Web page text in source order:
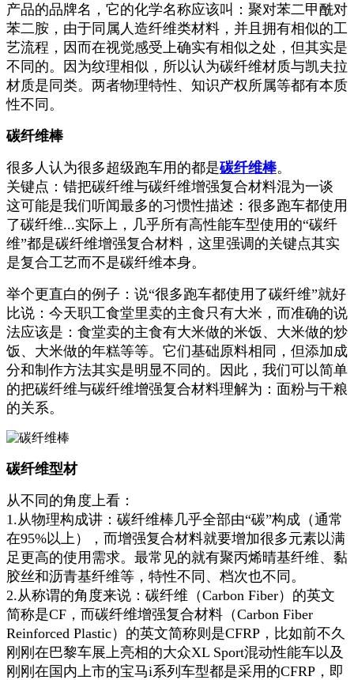
产品的品牌名，它的化学名称应该叫：聚对苯二甲酰对
苯二胺，由于同属人造纤维类材料，并且拥有相似的工
艺流程，因而在视觉感受上确实有相似之处，但其实是
不同的。因为纹理相似，所以认为碳纤维材质与凯夫拉
材质是同类。两者物理特性、知识产权所属等都有本质
性不同。
碳纤维棒
很多人认为很多超级跑车用的都是碳纤维棒。
关键点：错把碳纤维与碳纤维增强复合材料混为一谈
这可能是我们听闻最多的习惯性描述：很多跑车都使用
了碳纤维...实际上，几乎所有高性能车型使用的“碳纤
维”都是碳纤维增强复合材料，这里强调的关键点其实
是复合工艺而不是碳纤维本身。
举个更直白的例子：说“很多跑车都使用了碳纤维”就好
比说：今天职工食堂里卖的主食只有大米，而准确的说
法应该是：食堂卖的主食有大米做的米饭、大米做的炒
饭、大米做的年糕等等。它们基础原料相同，但添加成
分和制作方法其实是明显不同的。因此，我们可以简单
的把碳纤维与碳纤维增强复合材料理解为：面粉与干粮
的关系。
碳纤维型材
从不同的角度上看：
1.从物理构成讲：碳纤维棒几乎全部由“碳”构成（通常
在95%以上），而增强复合材料就要增加很多元素以满
足更高的使用需求。最常见的就有聚丙烯晴基纤维、黏
胶丝和沥青基纤维等，特性不同、档次也不同。
2.从称谓的角度来说：碳纤维（Carbon Fiber）的英文
简称是CF，而碳纤维增强复合材料（Carbon Fiber
Reinforced Plastic）的英文简称则是CFRP，比如前不久
刚刚在巴黎车展上亮相的大众XL Sport混动性能车以及
刚刚在国内上市的宝马i系列车型都是采用的CFRP，即